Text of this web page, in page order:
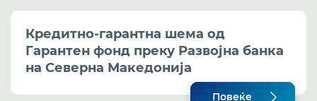
Кредитно-гарантна шема од
Гарантен фонд преку Развојна банка
на Северна Македонија
Повеќе